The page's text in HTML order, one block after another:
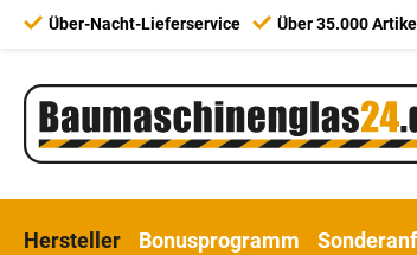
Über-Nacht-Lieferservice Über 35.000
Hersteller Bonusprogramm